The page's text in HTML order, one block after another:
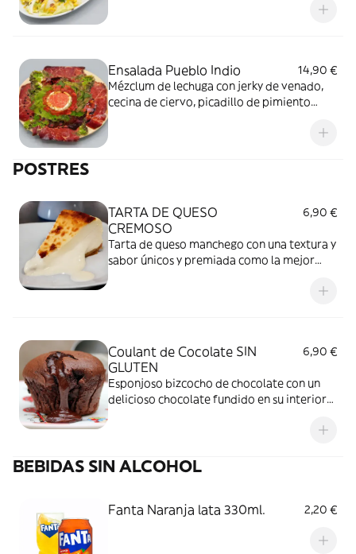
Ensalada Pueblo Indio
14,90 €
Mézclum de lechuga con jerky de venado,
cecina de ciervo, picadillo de pimiento
POSTRES
TARTA DE QUESO
CREMOSO
6,90 €
Tarta de queso manchego con una textura y
sabor únicos y premiada como la mejor
Coulant de Cocolate SIN
GLUTEN
6,90 €
Esponjoso bizcocho de chocolate con un
delicioso chocolate fundido en su interior
microondas. Adictos al chocolate, estáis de
BEBIDAS SIN ALCOHOL
Fanta Naranja lata 330ml. 2,20 €